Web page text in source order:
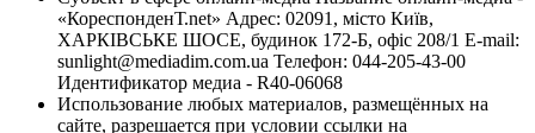
«КореспонденТ.net» Адрес: 02091, місто Київ,
ХАРКІВСЬКЕ ШОСЕ, будинок 172-Б, офіс 208/1 E-mail:
sunlight@mediadim.com.ua Телефон: 044-205-43-00
Идентификатор медиа - R40-06068
Использование любых материалов, размещённых на
сайте, разрешается при условии ссылки на